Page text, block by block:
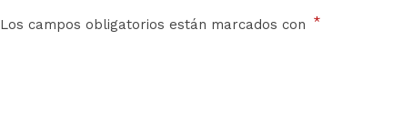
Los campos obligatorios están marcados con *